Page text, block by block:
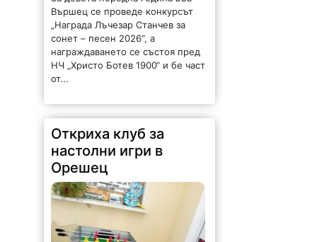
Вършец се проведе конкурсът
„Награда Лъчезар Станчев за
сонет – песен 2026“, а
награждаването се състоя пред
НЧ „Христо Ботев 1900“ и бе част
от...
Откриха клуб за
настолни игри в
Орешец